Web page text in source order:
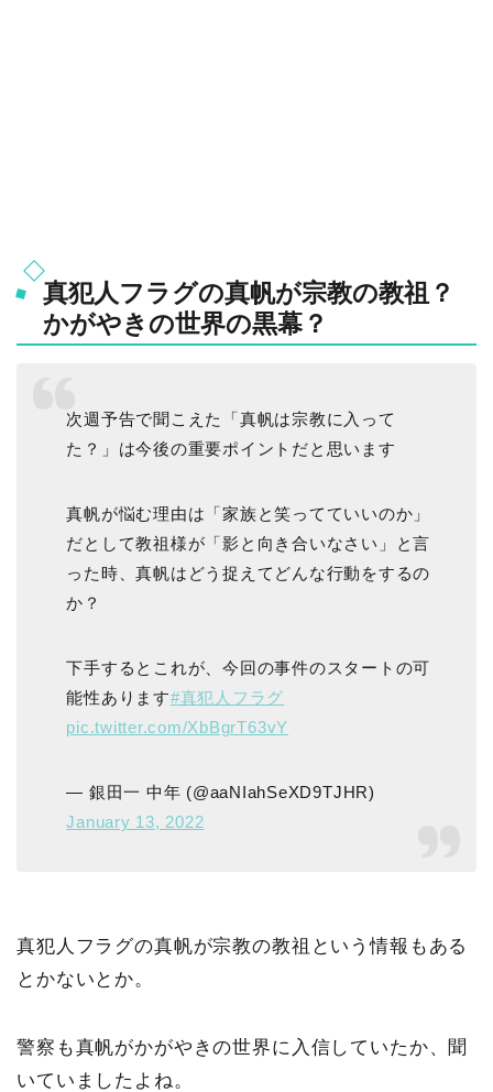
真犯人フラグの真帆が宗教の教祖？
かがやきの世界の黒幕？
次週予告で聞こえた「真帆は宗教に入って
た？」は今後の重要ポイントだと思います
真帆が悩む理由は「家族と笑ってていいのか」
だとして教祖様が「影と向き合いなさい」と言
った時、真帆はどう捉えてどんな行動をするの
か？
下手するとこれが、今回の事件のスタートの可
能性あります#真犯人フラグ
pic.twitter.com/XbBgrT63vY
— 銀田一 中年 (@aaNIahSeXD9TJHR)
January 13, 2022
真犯人フラグの真帆が宗教の教祖という情報もある
とかないとか。
警察も真帆がかがやきの世界に入信していたか、聞
いていましたよね。